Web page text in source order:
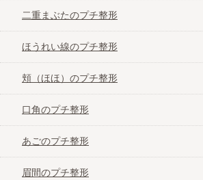
二重まぶたのプチ整形
ほうれい線のプチ整形
頬（ほほ）のプチ整形
口角のプチ整形
あごのプチ整形
眉間のプチ整形